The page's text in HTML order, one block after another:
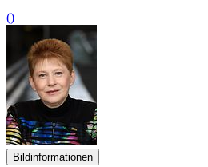
()
Bildinformationen